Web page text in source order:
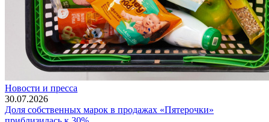
Новости и пресса
30.07.2026
Доля собственных марок в продажах «Пятерочки»